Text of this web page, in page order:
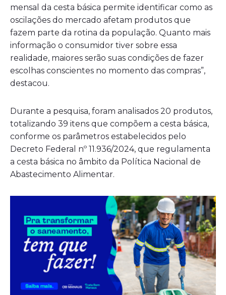
mensal da cesta básica permite identificar como as
oscilações do mercado afetam produtos que
fazem parte da rotina da população. Quanto mais
informação o consumidor tiver sobre essa
realidade, maiores serão suas condições de fazer
escolhas conscientes no momento das compras”,
destacou.
Durante a pesquisa, foram analisados 20 produtos,
totalizando 39 itens que compõem a cesta básica,
conforme os parâmetros estabelecidos pelo
Decreto Federal nº 11.936/2024, que regulamenta
a cesta básica no âmbito da Política Nacional de
Abastecimento Alimentar.